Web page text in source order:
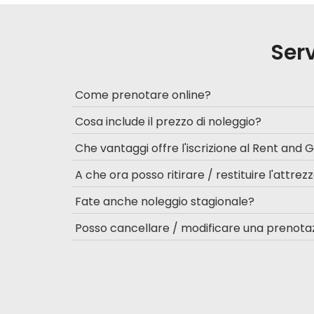
Come prenotare online?
Cosa include il prezzo di noleggio?
Che vantaggi offre l'iscrizione al Rent and
A che ora posso ritirare / restituire
Fate anche noleggio stagionale?
Posso cancellare / modificare una